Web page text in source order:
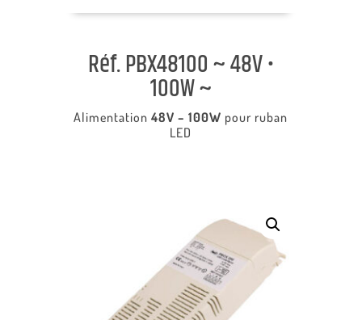
Réf. PBX48100 ~ 48V •
100W ~
Alimentation 48V – 100W pour ruban
LED